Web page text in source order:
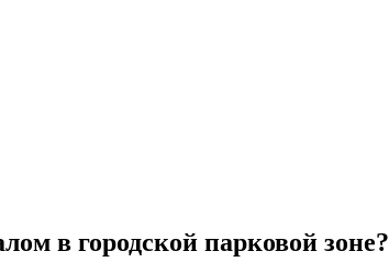
в городской парковой зоне?